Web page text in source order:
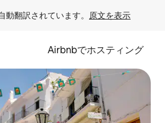
動翻訳されています。 原文を表示
Airbnbでホスティング